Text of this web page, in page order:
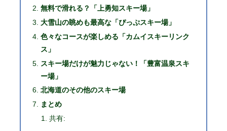
無料で滑れる？「上勇知スキー場」
大雪山の眺めも最高な「ぴっぷスキー場」
色々なコースが楽しめる「カムイスキーリンク
ス」
スキー場だけが魅力じゃない！「豊富温泉スキ
ー場」
北海道のその他のスキー場
まとめ
共有: